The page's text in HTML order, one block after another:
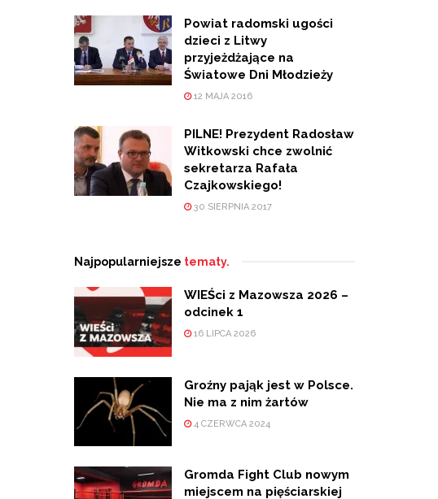
Powiat radomski ugości
dzieci z Litwy
przyjeżdżające na
Światowe Dni Młodzieży
12 MAJA 2016
PILNE! Prezydent Radosław
Witkowski chce zwolnić
sekretarza Rafała
Czajkowskiego!
30 SIERPNIA 2017
Najpopularniejsze tematy.
WIEŚci z Mazowsza 2026 –
odcinek 1
16 LIPCA 2026
Groźny pająk jest w Polsce.
Nie ma z nim żartów
4 CZERWCA 2024
Gromda Fight Club nowym
miejscem na pięściarskiej